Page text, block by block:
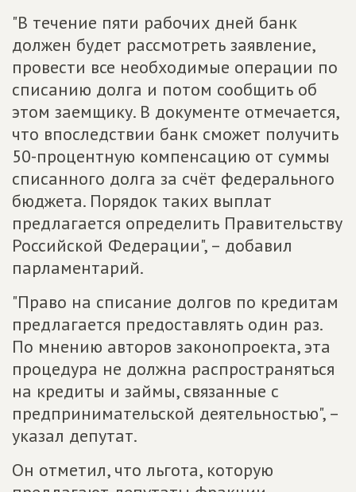
"В течение пяти рабочих дней банк
должен будет рассмотреть заявление,
провести все необходимые операции по
списанию долга и потом сообщить об
этом заемщику. В документе отмечается,
что впоследствии банк сможет получить
50-процентную компенсацию от суммы
списанного долга за счёт федерального
бюджета. Порядок таких выплат
предлагается определить Правительству
Российской Федерации", – добавил
парламентарий.
"Право на списание долгов по кредитам
предлагается предоставлять один раз.
По мнению авторов законопроекта, эта
процедура не должна распространяться
на кредиты и займы, связанные с
предпринимательской деятельностью", –
указал депутат.
Он отметил, что льгота, которую